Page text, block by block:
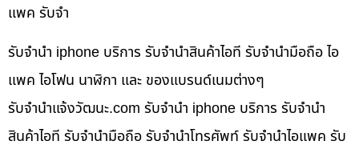
แพค รับจำ
รับจำนำ iphone บริการ รับจำนำสินค้าไอที รับจำนำมือถือ ไอ
แพค ไอโฟน นาฬิกา และ ของแบรนด์เนมต่างๆ
รับจํานําแจ้งวัฒนะ.com รับจำนำ iphone บริการ รับจำนำ
สินค้าไอที รับจำนำมือถือ รับจำนำโทรศัพท์ รับจำนำไอแพค รับ